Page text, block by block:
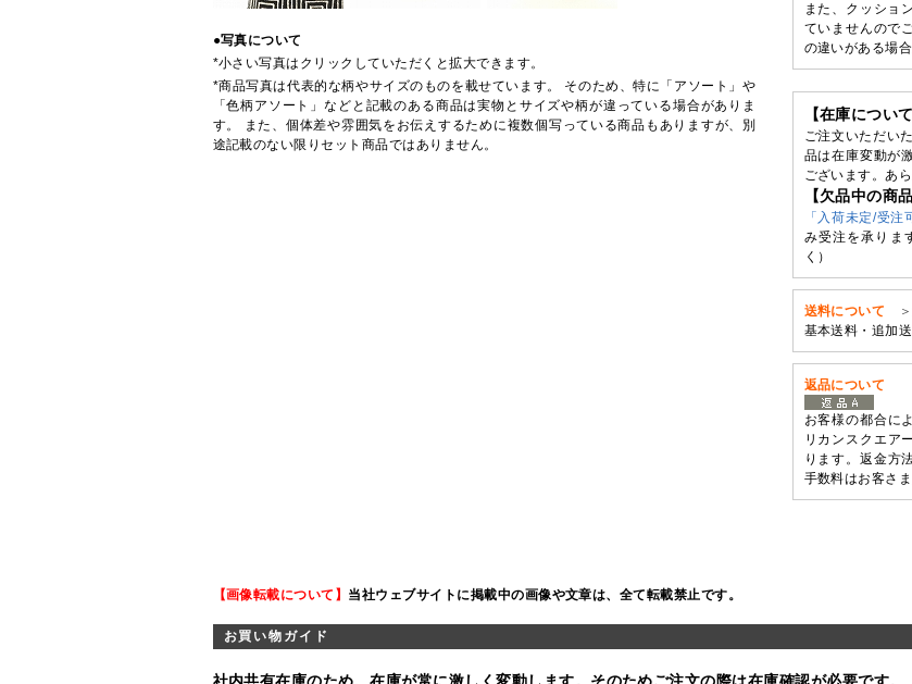
●写真について
*小さい写真はクリックしていただくと拡大できます。
*商品写真は代表的な柄やサイズのものを載せています。 そのため、特に「アソート」や
「色柄アソート」などと記載のある商品は実物とサイズや柄が違っている場合がありま
す。 また、個体差や雰囲気をお伝えするために複数個写っている商品もありますが、別
途記載のない限りセット商品ではありません。
また、クッショ
ていませんので
の違いがある場
【在庫について
ご注文いただい
品は在庫変動が
ございます。あ
【欠品中の商
「入荷未定/受注
み受注を承りま
く）
送料について
基本送料・追加
返品について
お客様の都合に
リカンスクエア
ります。返金方
手数料はお客さ
【画像転載について】 当社ウェブサイトに掲載中の画像や文章は、全て転載禁止です。
お買い物ガイド